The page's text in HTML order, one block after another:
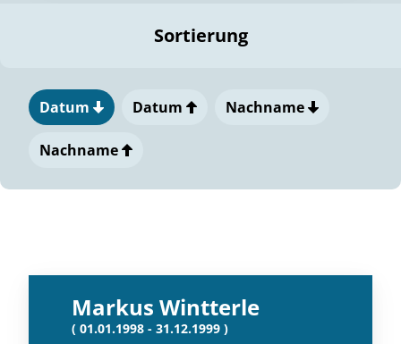
Sortierung
Datum Datum Nachname
Nachname
Markus Wintterle
( 01.01.1998 - 31.12.1999 )